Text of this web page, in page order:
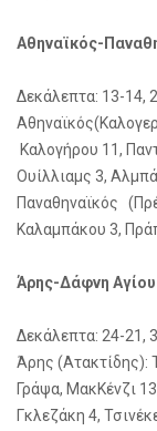
Αθηναϊκός-
Δεκάλεπτα: 13-14,
Καλογήρου 11,
Ουίλλιαμς 3,
Παναθηναϊκός
Καλαμπάκου 3,
Άρης-Δάφνη
Δεκάλεπτα: 24-21,
Άρης (Ατακτίδης):
Γράψα, ΜακΚένζι
Γκλεζάκη 4,